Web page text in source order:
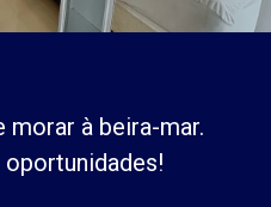
morar à beira-mar.